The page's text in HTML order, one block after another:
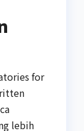
for
lebih